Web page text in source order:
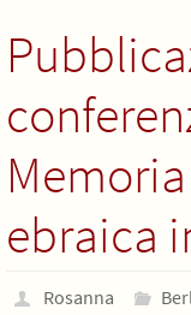
ebraica
Rosanna